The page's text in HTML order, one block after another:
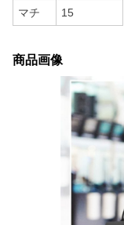
マチ 15
商品画像